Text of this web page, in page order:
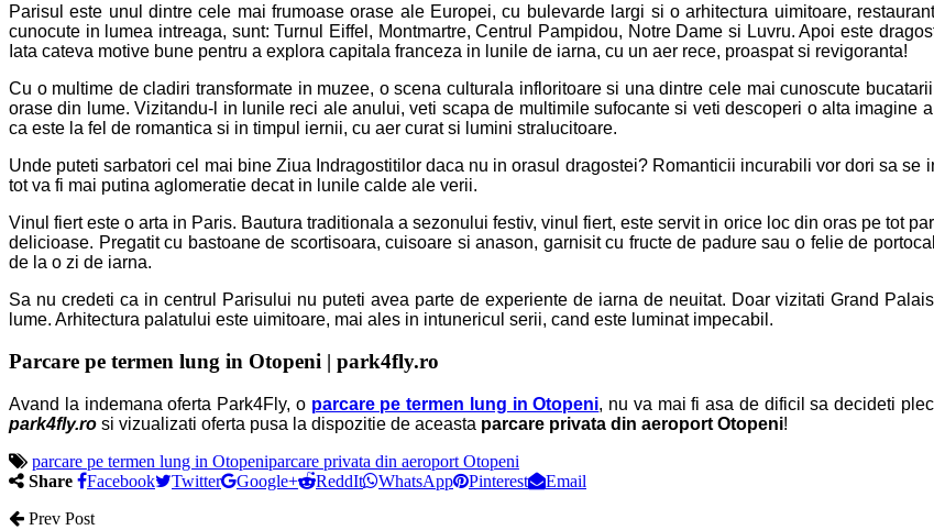
Parisul este unul dintre cele mai frumoase orase ale Europei, cu bulevarde largi si o arhitectura uimitoare,
cunocute in lumea intreaga, sunt: Turnul Eiffel, Montmartre, Centrul Pampidou, Notre Dame si Luvru. Apoi este
Iata cateva motive bune pentru a explora capitala franceza in lunile de iarna, cu un aer rece, proaspat si revigoranta!
Cu o multime de cladiri transformate in muzee, o scena culturala infloritoare si una dintre cele mai cunoscute
orase din lume. Vizitandu-l in lunile reci ale anului, veti scapa de multimile sufocante si veti descoperi o alta imagine
ca este la fel de romantica si in timpul iernii, cu aer curat si lumini stralucitoare.
Unde puteti sarbatori cel mai bine Ziua Indragostitilor daca nu in orasul dragostei? Romanticii incurabili vor dori sa
tot va fi mai putina aglomeratie decat in lunile calde ale verii.
Vinul fiert este o arta in Paris. Bautura traditionala a sezonului festiv, vinul fiert, este servit in orice loc din oras pe tot
delicioase. Pregatit cu bastoane de scortisoara, cuisoare si anason, garnisit cu fructe de padure sau o felie de
de la o zi de iarna.
Sa nu credeti ca in centrul Parisului nu puteti avea parte de experiente de iarna de neuitat. Doar vizitati Grand
lume. Arhitectura palatului este uimitoare, mai ales in intunericul serii, cand este luminat impecabil.
Parcare pe termen lung in Otopeni | park4fly.ro
Avand la indemana oferta Park4Fly, o parcare pe termen lung in Otopeni, nu va mai fi asa de dificil sa decideti
park4fly.ro si vizualizati oferta pusa la dispozitie de aceasta parcare privata din aeroport Otopeni!
parcare pe termen lung in Otopeniparcare privata din aeroport Otopeni
Share
Facebook Twitter Google+ ReddIt WhatsApp Pinterest
Email
Prev Post